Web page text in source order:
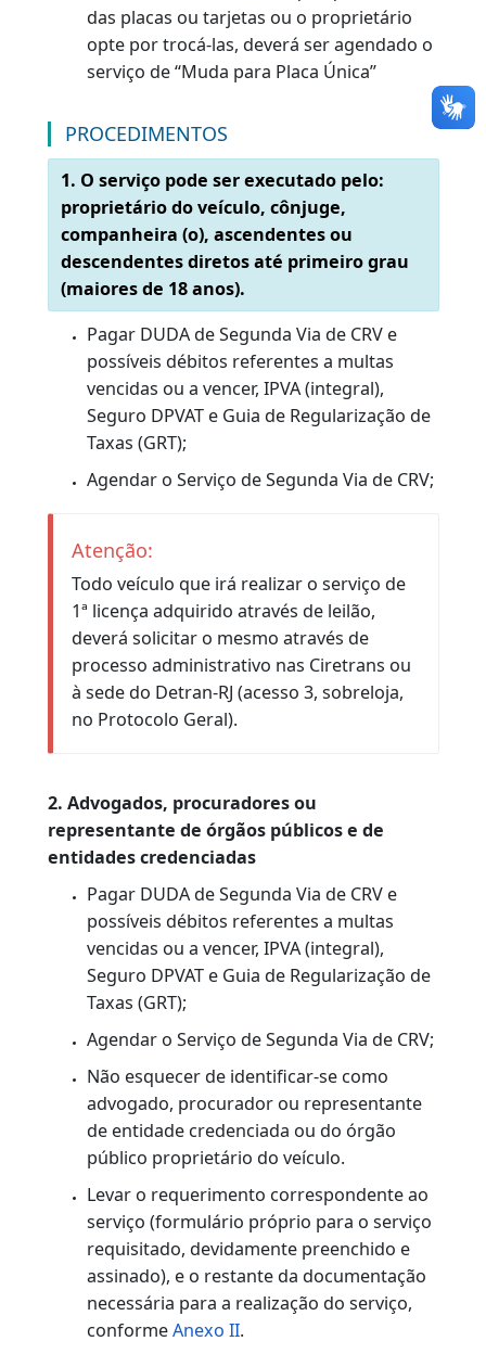
instituição financeira.
Observação:
quando devidamente comprovado o
roubo ou furto do documento.
(Requerimento deve ser feito por
Processo Administrativo *)
Para emissão de 2ª via de CRV, é
necessário comparecer ao posto com o
veículo, visto ser obrigatória a realização
de vistoria veicular, e apresentar IPVA
respeitando as datas previamente
estipuladas.
Para os veículos que ainda não se
enquadraram no padrão de placas
necessidade de troca de qualquer uma
das placas ou tarjetas ou o proprietário
opte por trocá-las, deverá ser agendado o
serviço de “Muda para Placa Única”
PROCEDIMENTOS
companheira (o), ascendentes ou
descendentes diretos até primeiro grau
(maiores de 18 anos).
Pagar DUDA de Segunda Via de CRV e
possíveis débitos referentes a multas
vencidas ou a vencer, IPVA (integral),
Seguro DPVAT e Guia de Regularização de
Taxas (GRT);
Agendar o Serviço de Segunda Via de CRV;
Atenção:
Todo veículo que irá realizar o serviço de
1ª licença adquirido através de leilão,
deverá solicitar o mesmo através de
processo administrativo nas Ciretrans ou
à sede do Detran-RJ (acesso 3, sobreloja,